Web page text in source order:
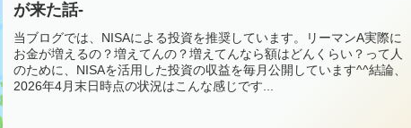
が来た話-
当ブログでは、NISAによる投資を推奨しています。リーマンA実際に
お金が増えるの？増えてんの？増えてんなら額はどんくらい？って人
のために、NISAを活用した投資の収益を毎月公開しています^^結論、
2026年4月末日時点の状況はこんな感じです...